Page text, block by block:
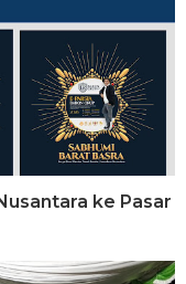
ke Pasar